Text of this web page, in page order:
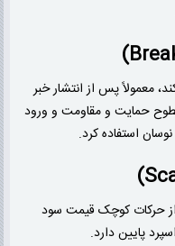
معمولاً پس از انتشار خبر
حمایت و مقاومت و ورود
استفاده کرد.
از حرکات کوچک قیمت سود
پایین دارد.